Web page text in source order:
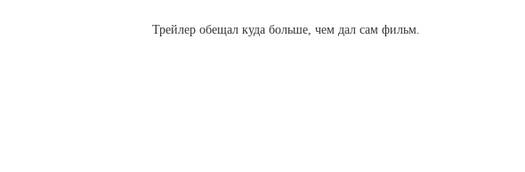
Трейлер обещал куда больше, чем дал сам фильм.